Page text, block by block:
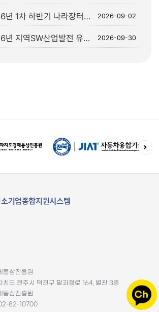
2026년 1차 하반기 나라장터 상생세일 참여업체 모집 공고 2026-09-02
2026년 지역SW산업발전 유공자 및 공모전 공고 2026-09-30
통상진흥원
도 전주시 덕진구 팔과정로 164, 별관 3층
통상진흥원
82-10700